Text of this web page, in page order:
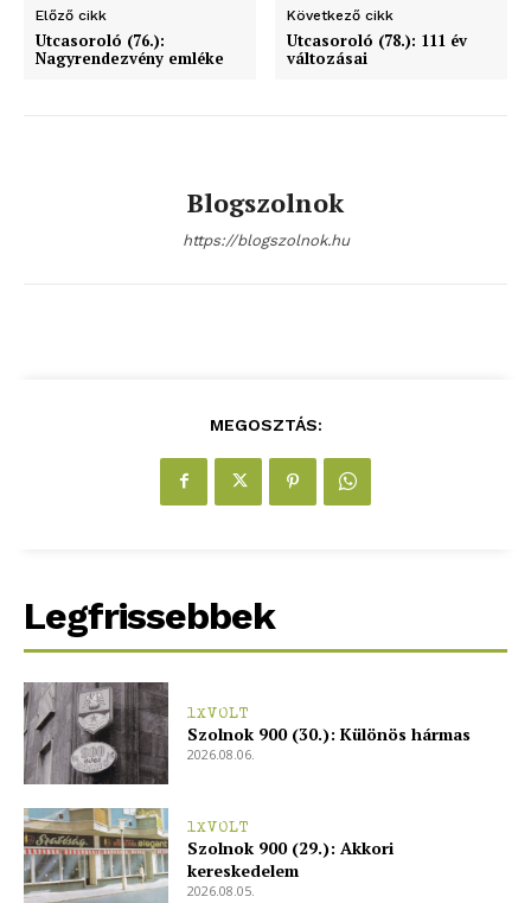
Előző cikk
Utcasoroló (76.):
Nagyrendezvény emléke
Következő cikk
Utcasoroló (78.): 111 év
változásai
Blogszolnok
https://blogszolnok.hu
MEGOSZTÁS:
Legfrissebbek
1XVOLT
Szolnok 900 (30.): Különös hármas
2026.08.06.
1XVOLT
Szolnok 900 (29.): Akkori
kereskedelem
2026.08.05.